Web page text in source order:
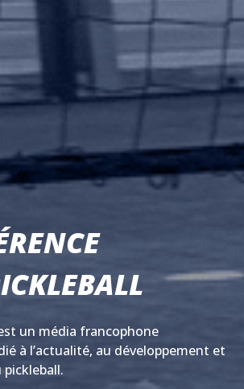
un média francophone
à l’actualité, au développement et